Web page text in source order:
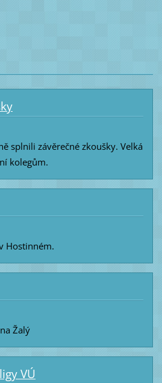
splnili závěrečné zkoušky. Velká
kolegům.
Hostinném.
Žalý
VÚ